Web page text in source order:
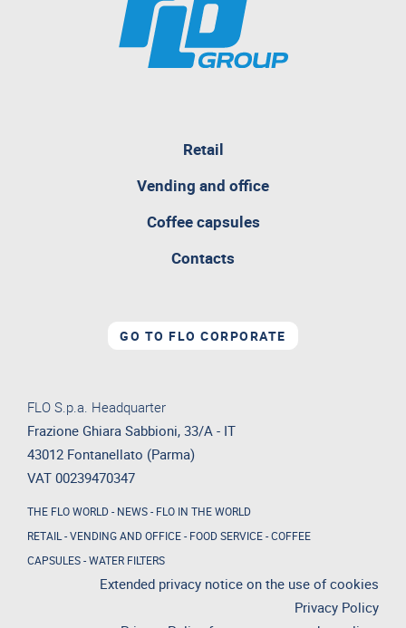
Retail
Vending and officepagina
Coffee capsules
Contacts
GO TO FLO CORPORATE
FLO S.p.a. Headquarter
Frazione Ghiara Sabbioni, 33/A - IT
43012 Fontanellato (Parma)
VAT 00239470347
THE FLO WORLD- NEWS- FLO IN THE WORLD
RETAIL -VENDING AND OFFICE- FOOD SERVICE-COFFEE
CAPSULES-WATER FILTERS
Extended privacy notice on the use of cookies
Privacy Policy